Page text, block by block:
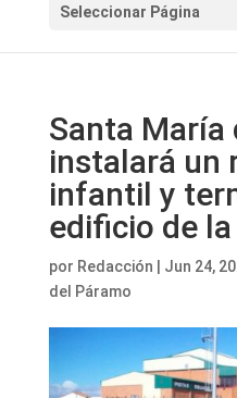
Seleccionar Página
Santa María
instalará un
infantil y
edificio de
por Redacción Jun 24,
del Páramo